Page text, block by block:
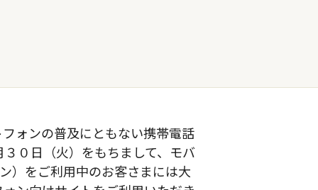
ォンの普及にともない携帯電話
０日（火）をもちまして、モバ
）をご利用中のお客さまには大